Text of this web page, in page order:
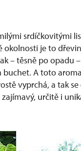
srdíčkovitými
je to
– těsně po opadu
A toto
vyprchá, a tak
určitě i